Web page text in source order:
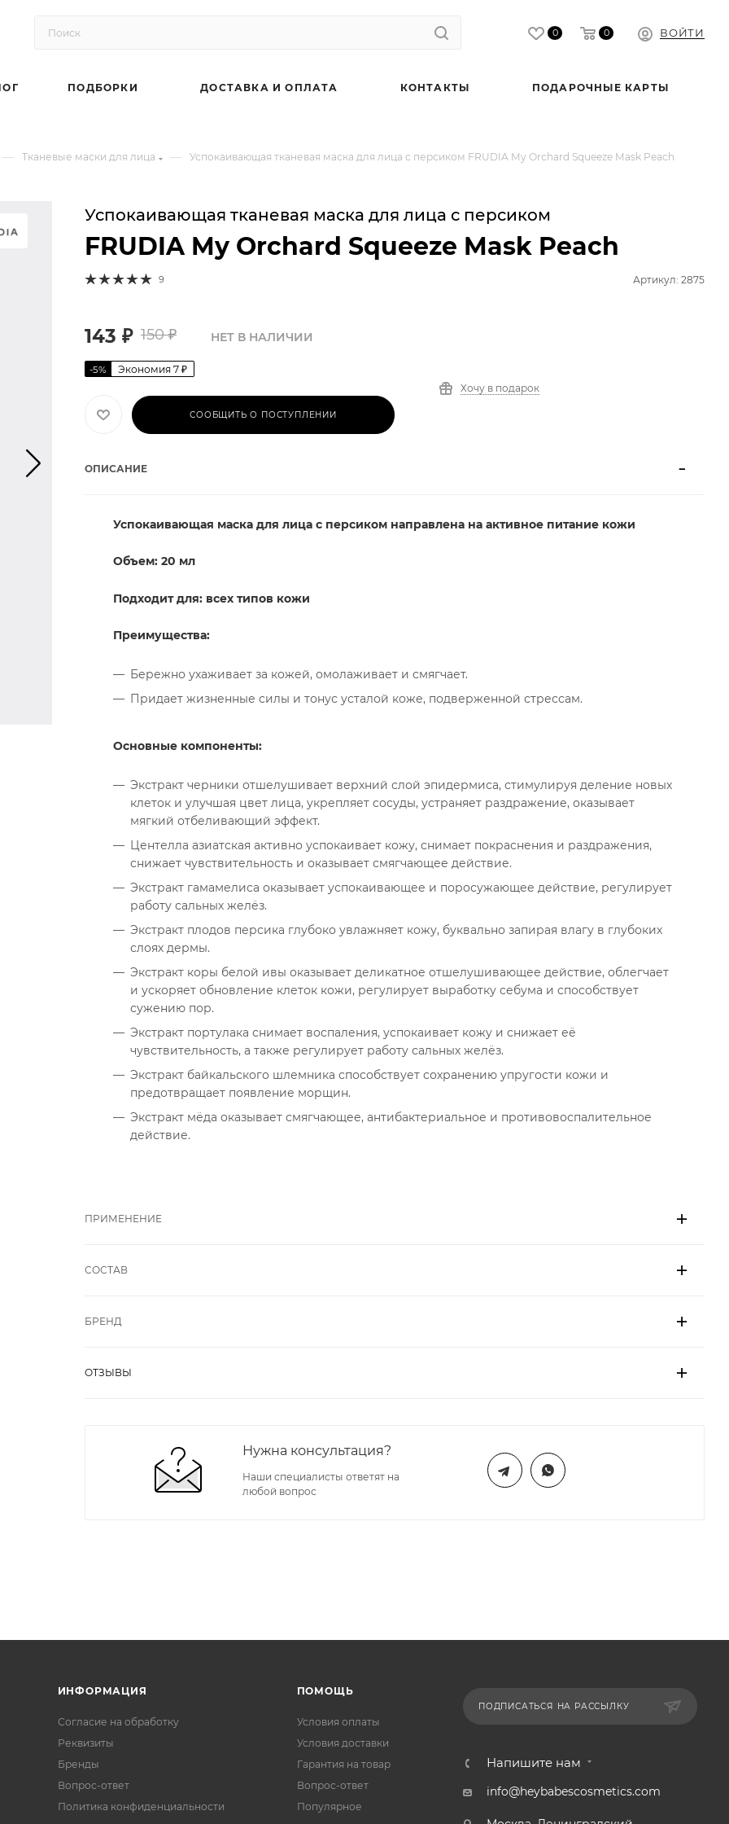
0 0 ВОЙТИ
ПОДБОРКИ ДОСТАВКА И ОПЛАТА КОНТАКТЫ ПОДАРОЧНЫЕ КАРТЫ
— Тканевые маски для лица — Успокаивающая тканевая маска для лица с персиком FRUDIA My Orchard Squeeze Mask Peach
Успокаивающая тканевая маска для лица с персиком
FRUDIA My Orchard Squeeze Mask Peach
9 Артикул: 2875
143 ₽ 150₽
-5% Экономия 7 ₽
НЕТ В НАЛИЧИИ
СООБЩИТЬ О ПОСТУПЛЕНИИ
Хочу в подарок
ОПИСАНИЕ
Успокаивающая маска для лица с персиком направлена на активное питание кожи
Объем: 20 мл
Подходит для: всех типов кожи
Преимущества:
Бережно ухаживает за кожей, омолаживает и смягчает.
Придает жизненные силы и тонус усталой коже, подверженной стрессам.
Основные компоненты:
Экстракт черники отшелушивает верхний слой эпидермиса, стимулируя деление новых
клеток и улучшая цвет лица, укрепляет сосуды, устраняет раздражение, оказывает
мягкий отбеливающий эффект.
Центелла азиатская активно успокаивает кожу, снимает покраснения и раздражения,
снижает чувствительность и оказывает смягчающее действие.
Экстракт гамамелиса оказывает успокаивающее и поросужающее действие, регулирует
работу сальных желёз.
Экстракт плодов персика глубоко увлажняет кожу, буквально запирая влагу в глубоких
слоях дермы.
Экстракт коры белой ивы оказывает деликатное отшелушивающее действие, облегчает
и ускоряет обновление клеток кожи, регулирует выработку себума и способствует
сужению пор.
Экстракт портулака снимает воспаления, успокаивает кожу и снижает её
чувствительность, а также регулирует работу сальных желёз.
Экстракт байкальского шлемника способствует сохранению упругости кожи и
предотвращает появление морщин.
Экстракт мёда оказывает смягчающее, антибактериальное и противовоспалительное
действие.
ПРИМЕНЕНИЕ
СОСТАВ
БРЕНД
ОТЗЫВЫ
Нужна консультация?
Наши специалисты ответят на
любой вопрос
ИНФОРМАЦИЯ
Согласие на обработку
Реквизиты
Бренды
Вопрос-ответ
Политика конфиденциальности
ПОМОЩЬ
Условия оплаты
Условия доставки
Гарантия на товар
Вопрос-ответ
Популярное
ПОДПИСАТЬСЯ НА РАССЫЛКУ
Напишите нам
info@heybabescosmetics.com